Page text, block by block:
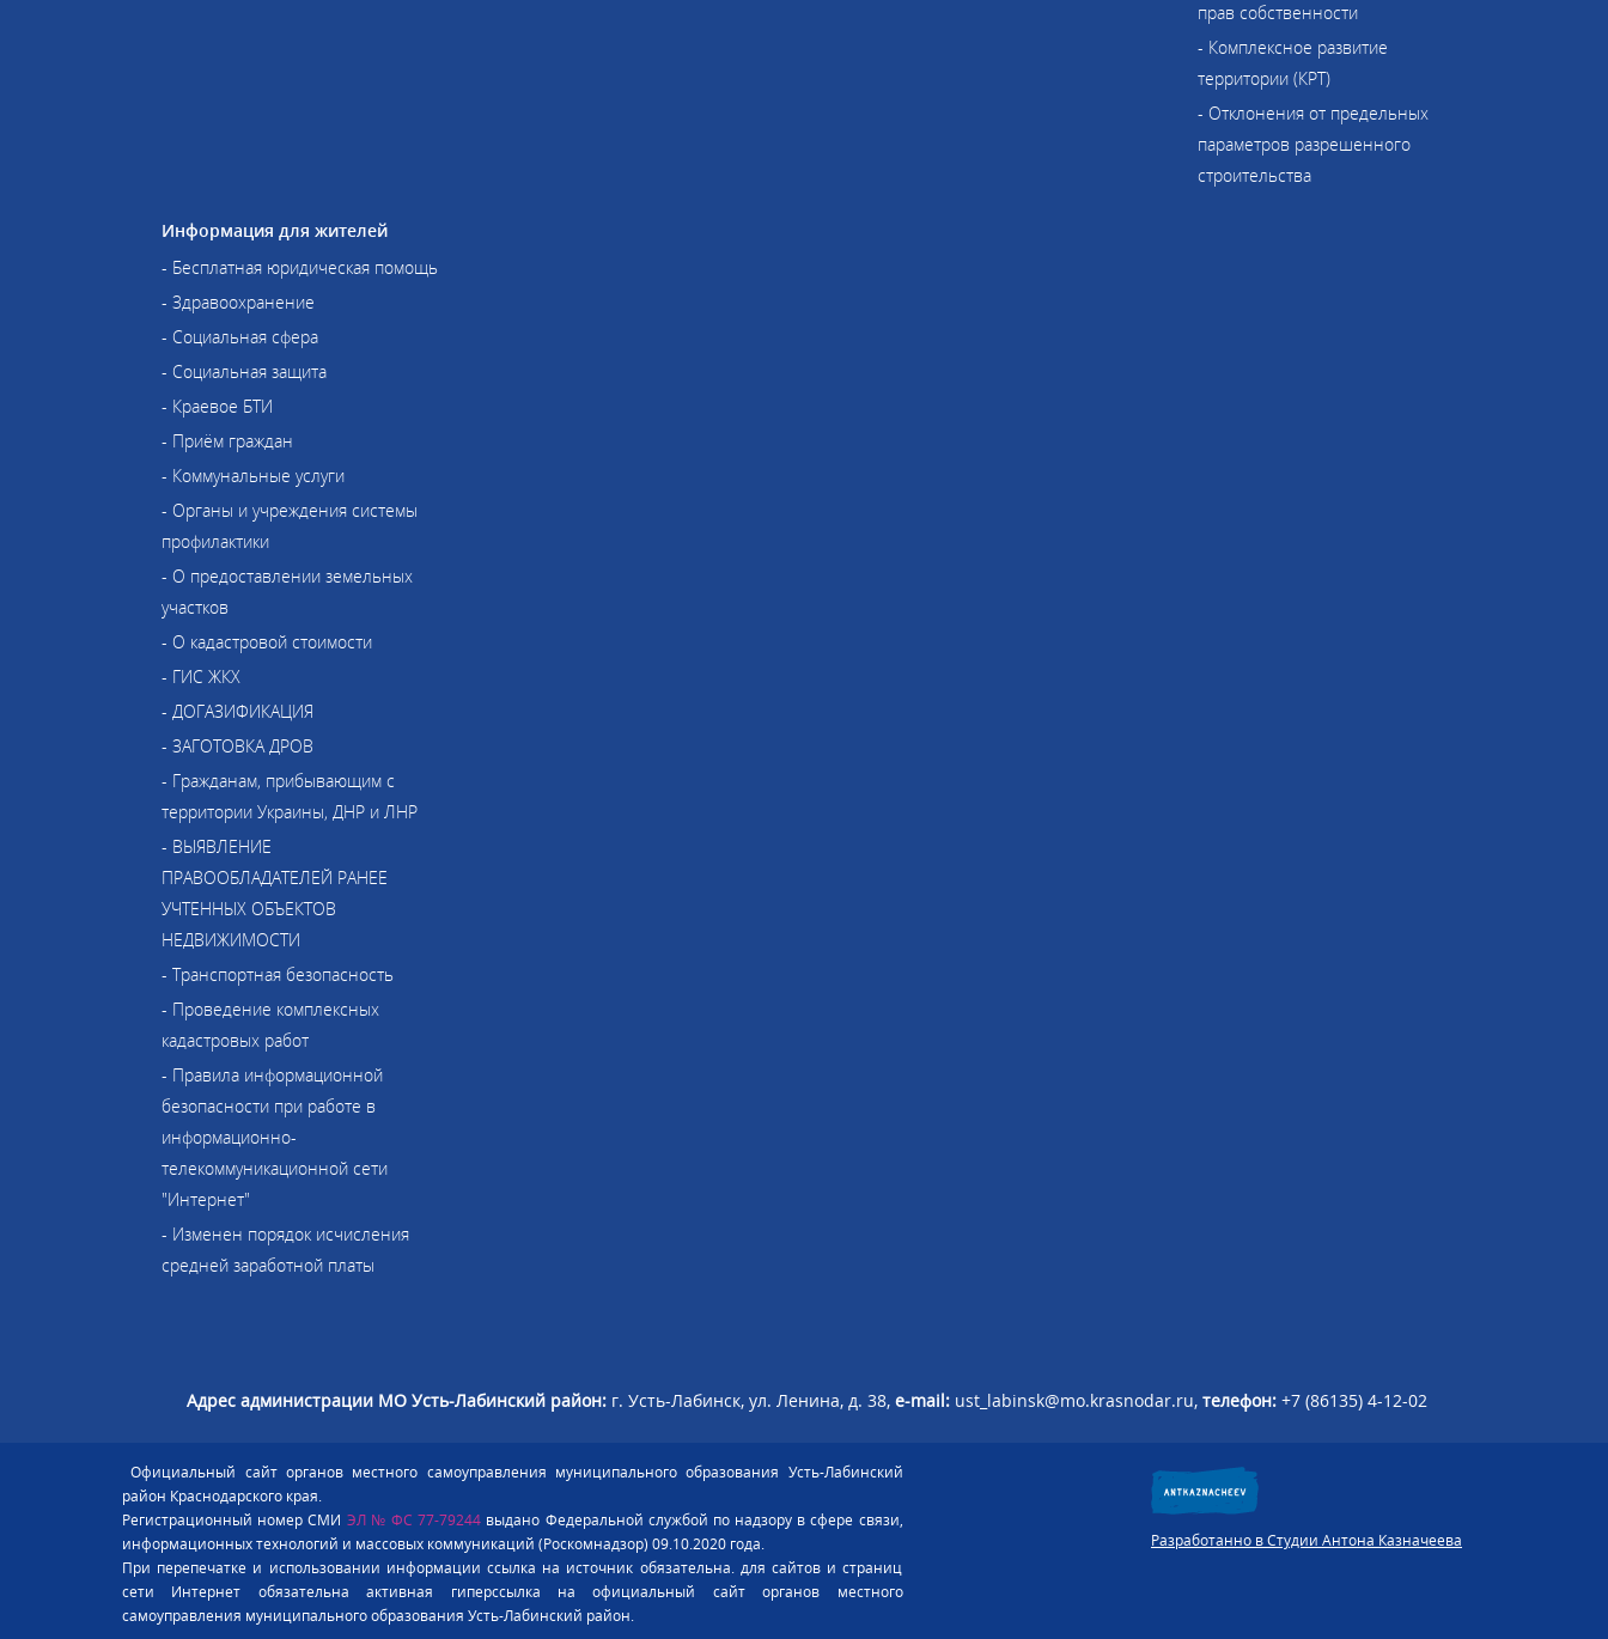
прав собственности
- Комплексное развитие
территории (КРТ)
- Отклонения от предельных
параметров разрешенного
строительства
Информация для жителей
- Бесплатная юридическая помощь
- Здравоохранение
- Социальная сфера
- Социальная защита
- Краевое БТИ
- Приём граждан
- Коммунальные услуги
- Органы и учреждения системы
профилактики
- О предоставлении земельных
участков
- О кадастровой стоимости
- ГИС ЖКХ
- ДОГАЗИФИКАЦИЯ
- ЗАГОТОВКА ДРОВ
- Гражданам, прибывающим с
территории Украины, ДНР и ЛНР
- ВЫЯВЛЕНИЕ
ПРАВООБЛАДАТЕЛЕЙ РАНЕЕ
УЧТЕННЫХ ОБЪЕКТОВ
НЕДВИЖИМОСТИ
- Транспортная безопасность
- Проведение комплексных
кадастровых работ
- Правила информационной
безопасности при работе в
информационно-
телекоммуникационной сети
"Интернет"
- Изменен порядок исчисления
средней заработной платы
Адрес администрации МО Усть-Лабинский район: г. Усть-Лабинск, ул. Ленина, д. 38, e-mail: ust_labinsk@mo.krasnodar.ru, телефон: +7 (86135) 4-12-02
Официальный сайт органов местного самоуправления муниципального образования Усть-Лабинский
район Краснодарского края.
Регистрационный номер СМИ ЭЛ № ФС 77-79244 выдано Федеральной службой по надзору в сфере связи,
информационных технологий и массовых коммуникаций (Роскомнадзор) 09.10.2020 года.
При перепечатке и использовании информации ссылка на источник обязательна. для сайтов и страниц
сети Интернет обязательна активная гиперссылка на официальный сайт органов местного
самоуправления муниципального образования Усть-Лабинский район.
Разработанно в Студии Антона Казначеева